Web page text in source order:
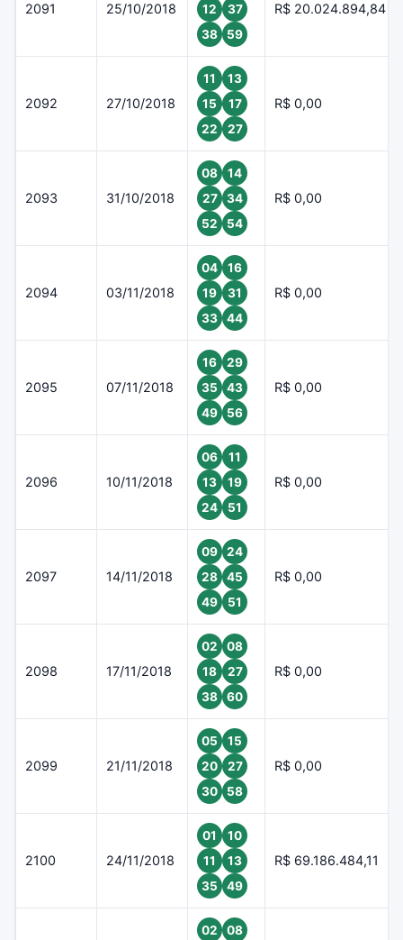
2091 25/10/2018
12
37
38
59
R$ 20.024.894,84
2092 27/10/2018
11
13
15
17
22
27
R$ 0,00
2093 31/10/2018
08
14
27
34
52
54
R$ 0,00
2094 03/11/2018
04
16
19
31
33
44
R$ 0,00
2095 07/11/2018
16
29
35
43
49
56
R$ 0,00
2096 10/11/2018
06
11
13
19
24
51
R$ 0,00
2097 14/11/2018
09
24
28
45
49
51
R$ 0,00
2098 17/11/2018
02
08
18
27
38
60
R$ 0,00
2099 21/11/2018
05
15
20
27
30
58
R$ 0,00
2100 24/11/2018
01
10
11
13
35
49
R$ 69.186.484,11
02
08